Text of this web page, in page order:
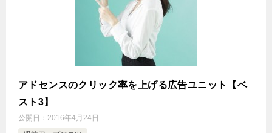
アドセンスのクリック率を上げる広告ユニット【ベ
スト3】
公開日： 2016年4月24日